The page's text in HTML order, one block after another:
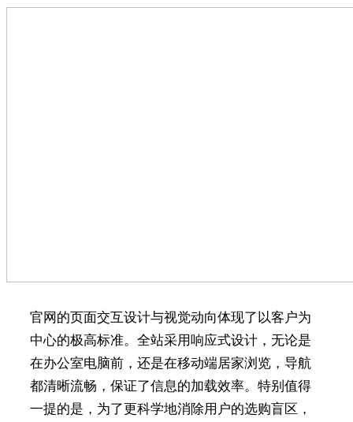
官网的页面交互设计与视觉动向体现了以客户为
中心的极高标准。全站采用响应式设计，无论是
在办公室电脑前，还是在移动端居家浏览，导航
都清晰流畅，保证了信息的加载效率。特别值得
一提的是，为了更科学地消除用户的选购盲区，